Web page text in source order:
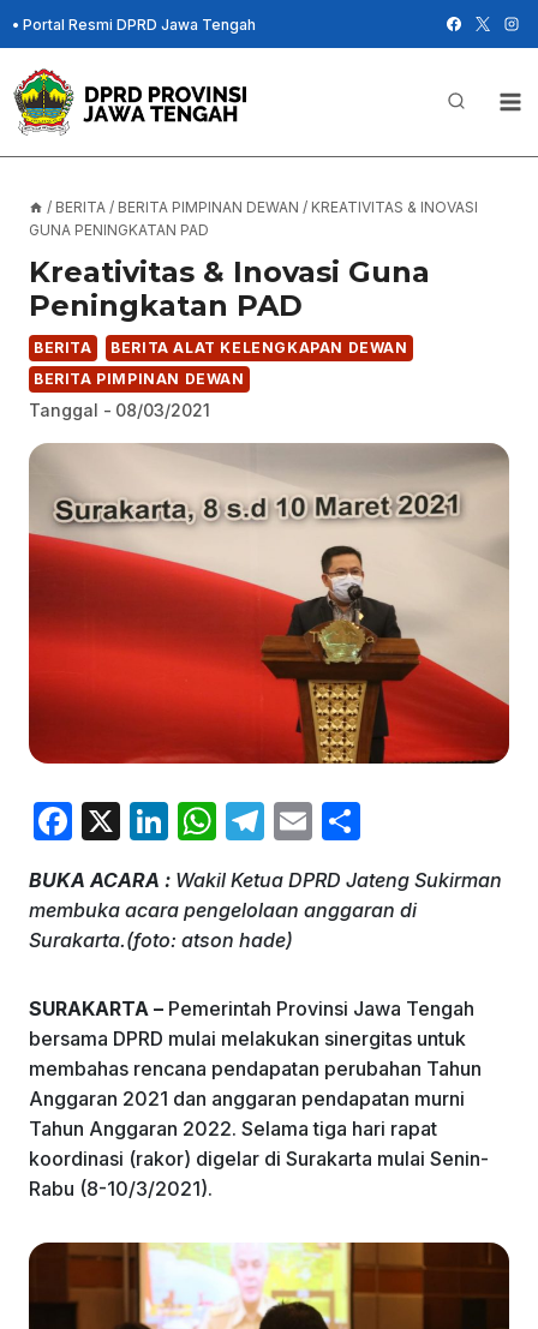
Skip
to
content
• Portal Resmi DPRD Jawa Tengah
/ BERITA / BERITA PIMPINAN DEWAN / KREATIVITAS & INOVASI
GUNA PENINGKATAN PAD
Kreativitas & Inovasi Guna
Peningkatan PAD
BERITA
BERITA ALAT KELENGKAPAN DEWAN
BERITA PIMPINAN DEWAN
Tanggal - 08/03/2021
F
c
e
o
o
k
X
Li
k
e
n
W
at
s
p
p
T
e
gr
m
E
ai ar
BUKA ACARA : Wakil Ketua DPRD Jateng Sukirman
membuka acara pengelolaan anggaran di
Surakarta.(foto: atson hade)
SURAKARTA – Pemerintah Provinsi Jawa Tengah
bersama DPRD mulai melakukan sinergitas untuk
membahas rencana pendapatan perubahan Tahun
Anggaran 2021 dan anggaran pendapatan murni
Tahun Anggaran 2022. Selama tiga hari rapat
koordinasi (rakor) digelar di Surakarta mulai Senin-
Rabu (8-10/3/2021).